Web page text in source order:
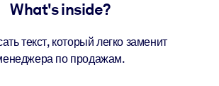
What's inside?
текст, который легко заменит
по продажам.